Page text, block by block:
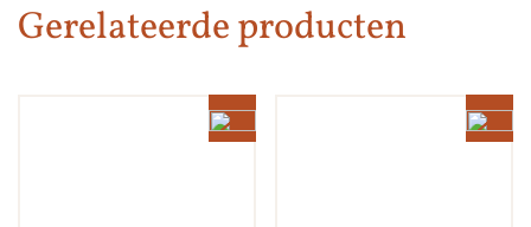
Gerelateerde producten